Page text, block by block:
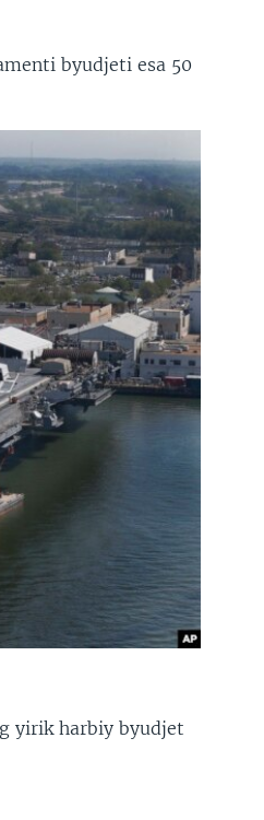
byudjeti esa 50
yirik harbiy byudjet